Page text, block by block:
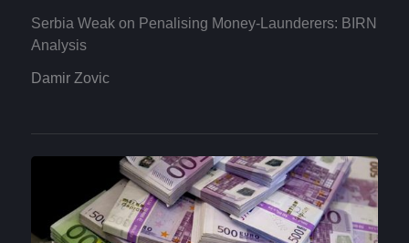
Serbia Weak on Penalising Money-Launderers: BIRN
Analysis
Damir Zovic